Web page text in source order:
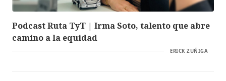
Podcast Ruta TyT | Irma Soto, talento que abre
camino a la equidad
ERICK ZUÑIGA